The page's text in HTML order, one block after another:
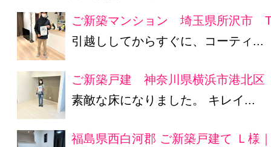
ご新築マンション 埼玉県所沢市
引越ししてからすぐに、コーティ...
ご新築戸建 神奈川県横浜市港北
素敵な床になりました。 キレイ...
福島県西白河郡 ご新築戸建て Ｌ様